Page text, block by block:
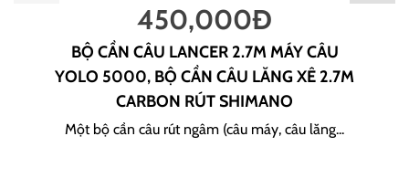
450,000Đ
BỘ CẦN CÂU LANCER 2.7M MÁY CÂU
YOLO 5000, BỘ CẦN CÂU LĂNG XÊ 2.7M
CARBON RÚT SHIMANO
Một bộ cần câu rút ngâm (câu máy, câu lăng...